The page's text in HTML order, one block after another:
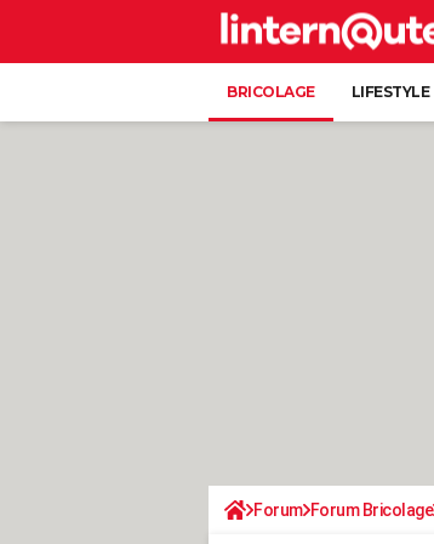
BRICOLAGE LIFESTYLE
Forum Forum Bricolage